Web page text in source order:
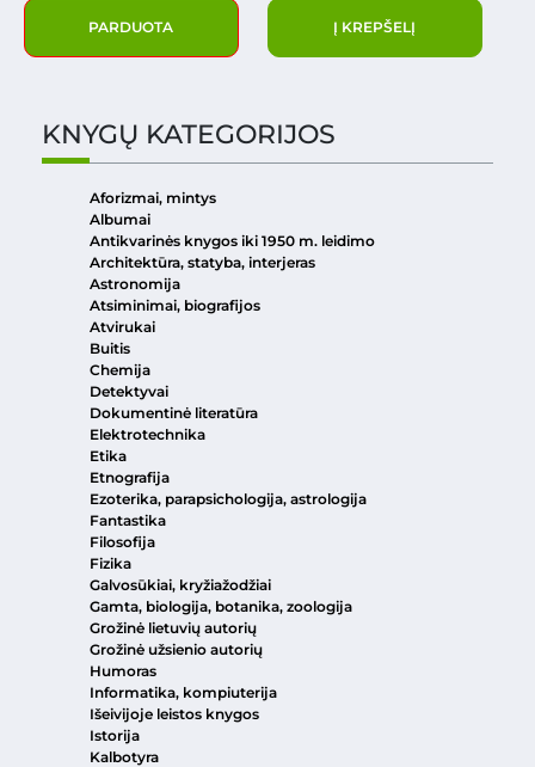
PARDUOTA Į KREPŠELĮ
KNYGŲ KATEGORIJOS
Aforizmai, mintys
Albumai
Antikvarinės knygos iki 1950 m. leidimo
Architektūra, statyba, interjeras
Astronomija
Atsiminimai, biografijos
Atvirukai
Buitis
Chemija
Detektyvai
Dokumentinė literatūra
Elektrotechnika
Etika
Etnografija
Ezoterika, parapsichologija, astrologija
Fantastika
Filosofija
Fizika
Galvosūkiai, kryžiažodžiai
Gamta, biologija, botanika, zoologija
Grožinė lietuvių autorių
Grožinė užsienio autorių
Humoras
Informatika, kompiuterija
Išeivijoje leistos knygos
Istorija
Kalbotyra